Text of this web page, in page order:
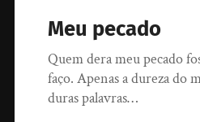
Meu pecado
Quem dera meu pecado
faço. Apenas a dureza do
duras palavras…